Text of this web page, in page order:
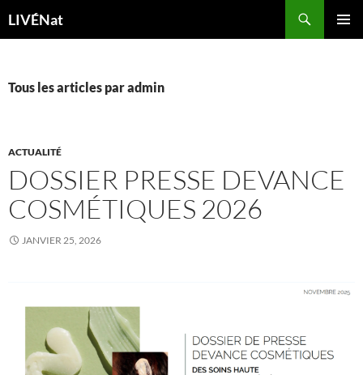
LIVÉNat
Tous les articles par admin
ACTUALITÉ
DOSSIER PRESSE DEVANCE
COSMÉTIQUES 2026
JANVIER 25, 2026